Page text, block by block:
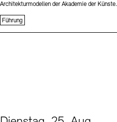
Architekturmodellen der Akademie der Künste.
Führung